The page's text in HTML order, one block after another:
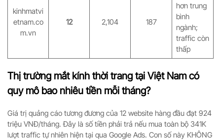
kinhmatvi
etnam.co
m.vn
12 2,104 187
hơn trung
bình
ngành;
traffic còn
thấp
Thị trường mắt kính thời trang tại Việt Nam có
quy mô bao nhiêu tiền mỗi tháng?
Giá trị quảng cáo tương đương của 12 website hàng đầu đạt 924
triệu VNĐ/tháng. Đây là số tiền phải trả nếu mua toàn bộ 341K
lượt traffic tự nhiên hiện tại qua Google Ads. Con số này KHÔNG